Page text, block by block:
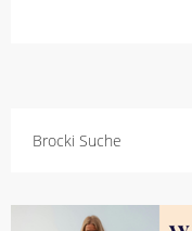
Brocki Suche